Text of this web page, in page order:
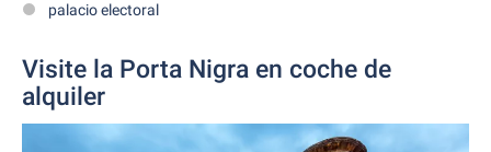
palacio electoral
Visite la Porta Nigra en coche de
alquiler